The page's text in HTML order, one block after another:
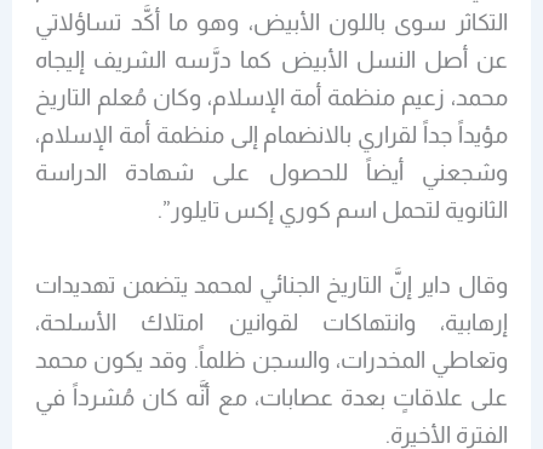
التكاثر سوى باللون الأبيض، وهو ما أكَّد تساؤلاتي
عن أصل النسل الأبيض كما درَّسه الشريف إليجاه
محمد، زعيم منظمة أمة الإسلام، وكان مُعلم التاريخ
مؤيداً جداً لقراري بالانضمام إلى منظمة أمة الإسلام،
وشجعني أيضاً للحصول على شهادة الدراسة
الثانوية لتحمل اسم كوري إكس تايلور”.
وقال داير إنَّ التاريخ الجنائي لمحمد يتضمن تهديدات
إرهابية، وانتهاكات لقوانين امتلاك الأسلحة،
وتعاطي المخدرات، والسجن ظلماً. وقد يكون محمد
على علاقاتٍ بعدة عصابات، مع أنَّه كان مُشرداً في
الفترة الأخيرة.